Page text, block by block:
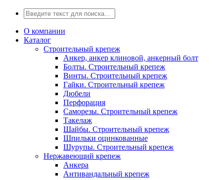
О компании
Каталог
Строительный крепеж
Анкер, анкер клиновой, анкерный болт
Болты. Строительный крепеж
Винты. Строительный крепеж
Гайки. Строительный крепеж
Дюбели
Перфорация
Саморезы. Строительный крепеж
Такелаж
Шайбы. Строительный крепеж
Шпильки оцинкованные
Шурупы. Строительный крепеж
Нержавеющий крепеж
Анкера
Антивандальный крепеж